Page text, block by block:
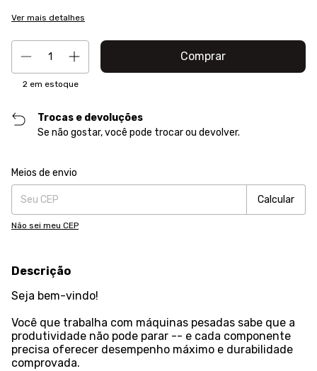
Ver mais detalhes
2em estoque
Trocas e devoluções
Se não gostar, você pode trocar ou devolver.
Entregas para o CEP:
Meios de envio
Calcular
Não sei meu CEP
Descrição
Seja bem-vindo!
Você que trabalha com máquinas pesadas sabe que a
produtividade não pode parar -- e cada componente
precisa oferecer desempenho máximo e durabilidade
comprovada.